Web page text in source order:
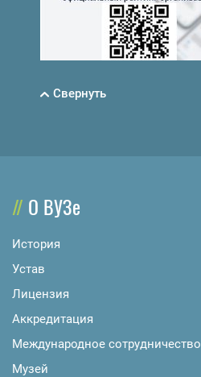
Свернуть
О ВУЗе
История
Устав
Лицензия
Аккредитация
Международное сотрудничество
Музей